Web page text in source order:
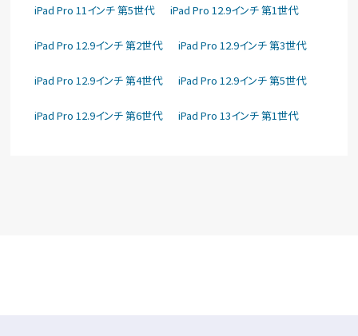
iPad Pro 11インチ 第5世代 iPad Pro 12.9インチ 第1世代
iPad Pro 12.9インチ 第2世代 iPad Pro 12.9インチ 第3世代
iPad Pro 12.9インチ 第4世代 iPad Pro 12.9インチ 第5世代
iPad Pro 12.9インチ 第6世代 iPad Pro 13インチ 第1世代